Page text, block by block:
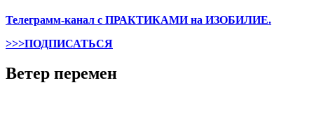
Телеграмм-канал с ПРАКТИКАМИ на ИЗОБИЛИЕ.
>>>ПОДПИСАТЬСЯ
Ветер перемен